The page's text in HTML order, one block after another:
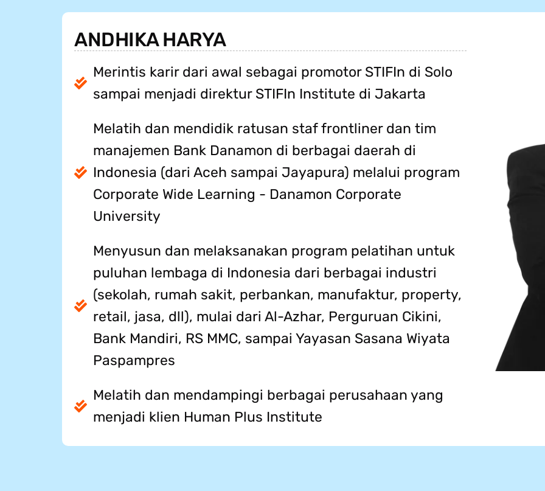
ANDHIKA HARYA
Merintis karir dari awal sebagai promotor STIFIn di Solo
sampai menjadi direktur STIFIn Institute di Jakarta
Melatih dan mendidik ratusan staf frontliner dan tim
manajemen Bank Danamon di berbagai daerah di
Indonesia (dari Aceh sampai Jayapura) melalui program
Corporate Wide Learning - Danamon Corporate
University
Menyusun dan melaksanakan program pelatihan untuk
puluhan lembaga di Indonesia dari berbagai industri
(sekolah, rumah sakit, perbankan, manufaktur, property,
retail, jasa, dll), mulai dari Al-Azhar, Perguruan Cikini,
Bank Mandiri, RS MMC, sampai Yayasan Sasana Wiyata
Paspampres
Melatih dan mendampingi berbagai perusahaan yang
menjadi klien Human Plus Institute